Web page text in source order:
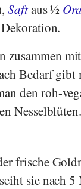
Saftaus ½
zusammen
Bedarf gibt
den roh-
Nesselblüten.
frische
sie nach 5